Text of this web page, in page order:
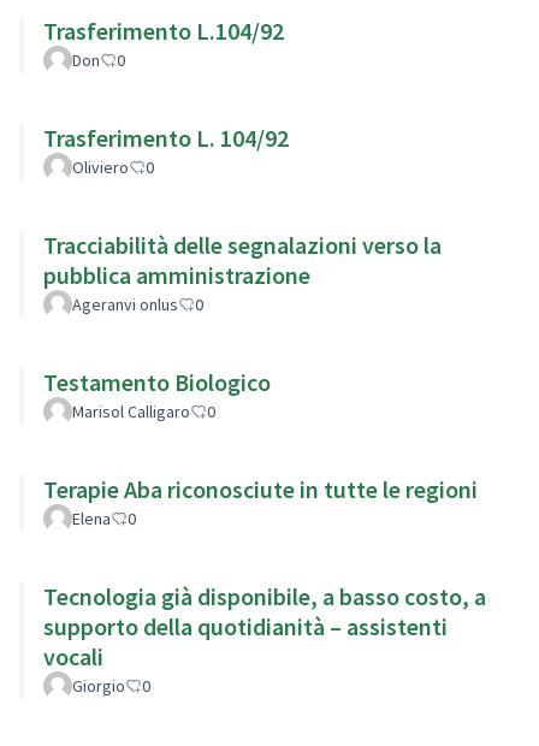
Trasferimento L.104/92
Don 0
Trasferimento L. 104/92
Oliviero 0
Tracciabilità delle segnalazioni verso la
pubblica amministrazione
Ageranvi onlus 0
Testamento Biologico
Marisol Calligaro 0
Terapie Aba riconosciute in tutte le regioni
Elena 0
Tecnologia già disponibile, a basso costo, a
supporto della quotidianità – assistenti
vocali
Giorgio 0